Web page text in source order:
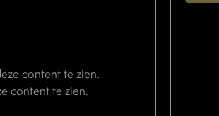
content te zien.
content te zien.